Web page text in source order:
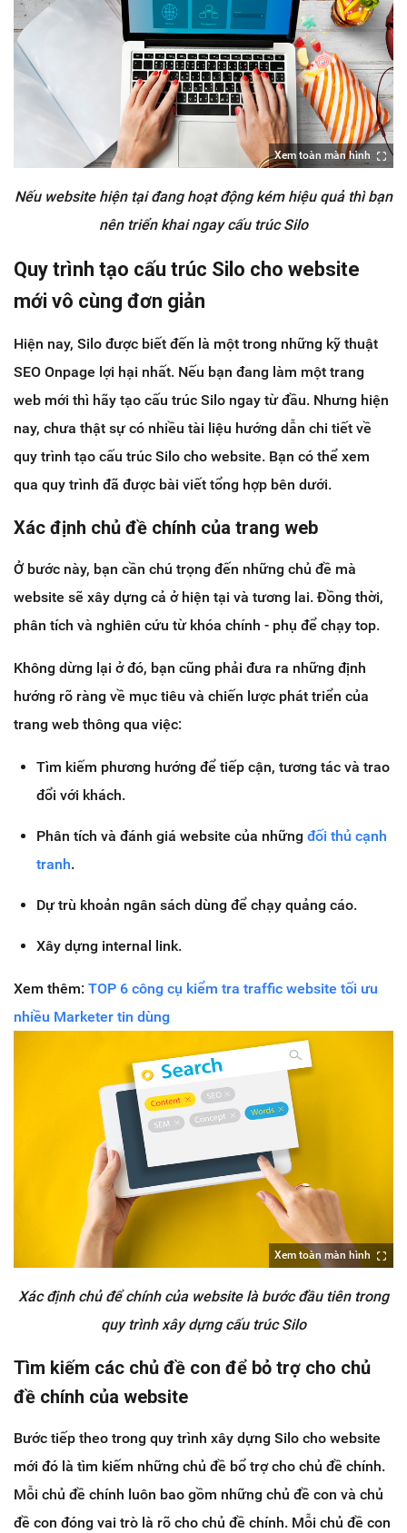
Xem toàn màn hình
Nếu website hiện tại đang hoạt động kém hiệu quả thì bạn
nên triển khai ngay cấu trúc Silo
Quy trình tạo cấu trúc Silo cho website
mới vô cùng đơn giản
Hiện nay, Silo được biết đến là một trong những kỹ thuật
SEO Onpage lợi hại nhất. Nếu bạn đang làm một trang
web mới thì hãy tạo cấu trúc Silo ngay từ đầu. Nhưng hiện
nay, chưa thật sự có nhiều tài liệu hướng dẫn chi tiết về
quy trình tạo cấu trúc Silo cho website. Bạn có thể xem
qua quy trình đã được bài viết tổng hợp bên dưới.
Xác định chủ đề chính của trang web
Ở bước này, bạn cần chú trọng đến những chủ đề mà
website sẽ xây dựng cả ở hiện tại và tương lai. Đồng thời,
phân tích và nghiên cứu từ khóa chính - phụ để chạy top.
Không dừng lại ở đó, bạn cũng phải đưa ra những định
hướng rõ ràng về mục tiêu và chiến lược phát triển của
trang web thông qua việc:
Tìm kiếm phương hướng để tiếp cận, tương tác và trao
đổi với khách.
Phân tích và đánh giá website của những đối thủ cạnh
tranh.
Dự trù khoản ngân sách dùng để chạy quảng cáo.
Xây dựng internal link.
Xem thêm: TOP 6 công cụ kiểm tra traffic website tối ưu
nhiều Marketer tin dùng
Xem toàn màn hình
Xác định chủ để chính của website là bước đầu tiên trong
quy trình xây dựng cấu trúc Silo
Tìm kiếm các chủ đề con để bỏ trợ cho chủ
đề chính của website
Bước tiếp theo trong quy trình xây dựng Silo cho website
mới đó là tìm kiếm những chủ đề bổ trợ cho chủ đề chính.
Mỗi chủ đề chính luôn bao gồm những chủ đề con và chủ
đề con đóng vai trò là rõ cho chủ đề chính. Mỗi chủ đề con